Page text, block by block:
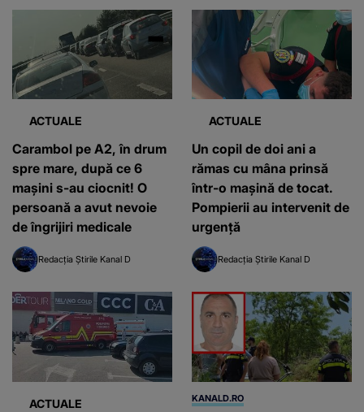
ACTUALE
Carambol pe A2, în drum
spre mare, după ce 6
mașini s-au ciocnit! O
persoană a avut nevoie
de îngrijiri medicale
Redacția Știrile Kanal D
ACTUALE
Un copil de doi ani a
rămas cu mâna prinsă
într-o mașină de tocat.
Pompierii au intervenit de
urgență
Redacția Știrile Kanal D
ACTUALE KANALD.RO